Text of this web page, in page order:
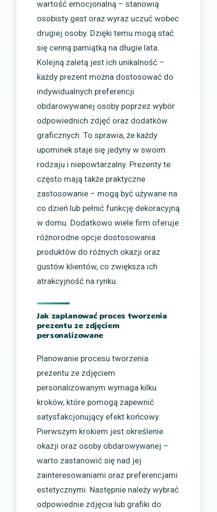
wartość emocjonalną – stanowią
osobisty gest oraz wyraz uczuć wobec
drugiej osoby. Dzięki temu mogą stać
się cenną pamiątką na długie lata.
Kolejną zaletą jest ich unikalność –
każdy prezent można dostosować do
indywidualnych preferencji
obdarowywanej osoby poprzez wybór
odpowiednich zdjęć oraz dodatków
graficznych. To sprawia, że każdy
upominek staje się jedyny w swoim
rodzaju i niepowtarzalny. Prezenty te
często mają także praktyczne
zastosowanie – mogą być używane na
co dzień lub pełnić funkcję dekoracyjną
w domu. Dodatkowo wiele firm oferuje
różnorodne opcje dostosowania
produktów do różnych okazji oraz
gustów klientów, co zwiększa ich
atrakcyjność na rynku.
Jak zaplanować proces tworzenia
prezentu ze zdjęciem
personalizowane
Planowanie procesu tworzenia
prezentu ze zdjęciem
personalizowanym wymaga kilku
kroków, które pomogą zapewnić
satysfakcjonujący efekt końcowy.
Pierwszym krokiem jest określenie
okazji oraz osoby obdarowywanej –
warto zastanowić się nad jej
zainteresowaniami oraz preferencjami
estetycznymi. Następnie należy wybrać
odpowiednie zdjęcia lub grafiki do